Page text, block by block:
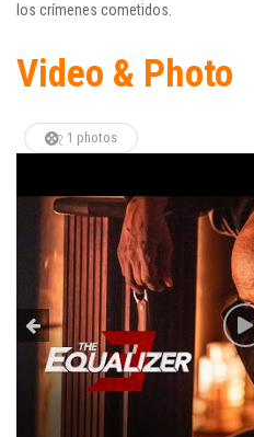
los crímenes cometidos.
Video & Photo
1 photos